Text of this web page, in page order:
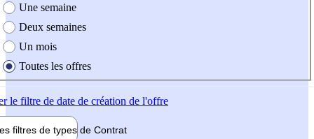
Une semaine
Deux semaines
Un mois
Toutes les offres
le filtre de date de création de l'offre
filtres de types de Contrat